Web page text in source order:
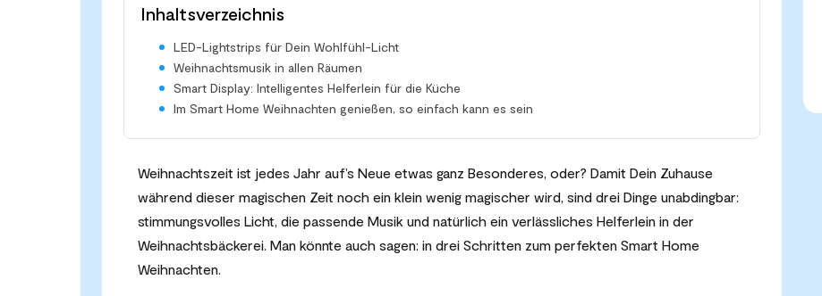
Inhaltsverzeichnis
LED-Lightstrips für Dein Wohlfühl-Licht
Weihnachtsmusik in allen Räumen
Smart Display: Intelligentes Helferlein für die Küche
Im Smart Home Weihnachten genießen, so einfach kann es sein
Weihnachtszeit ist jedes Jahr auf’s Neue etwas ganz Besonderes, oder? Damit Dein Zuhause
während dieser magischen Zeit noch ein klein wenig magischer wird, sind drei Dinge unabdingbar:
stimmungsvolles Licht, die passende Musik und natürlich ein verlässliches Helferlein in der
Weihnachtsbäckerei. Man könnte auch sagen: in drei Schritten zum perfekten Smart Home
Weihnachten.